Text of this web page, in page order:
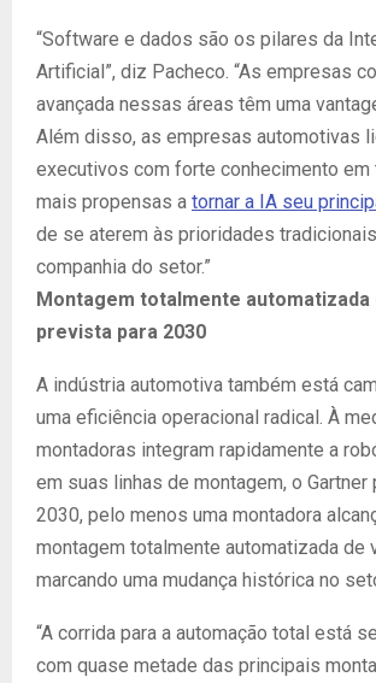
“Software e dados são os pilares da
Artificial”, diz Pacheco. “As empresas
avançada nessas áreas têm uma
Além disso, as empresas automotivas
executivos com forte conhecimento em
mais propensas a tornar a IA seu
de se aterem às prioridades
companhia do setor.”
Montagem totalmente automatizada
prevista para 2030
A indústria automotiva também está
uma eficiência operacional radical. À
montadoras integram rapidamente a
em suas linhas de montagem, o Gartner
2030, pelo menos uma montadora
montagem totalmente automatizada de
marcando uma mudança histórica no
“A corrida para a automação total está
com quase metade das principais